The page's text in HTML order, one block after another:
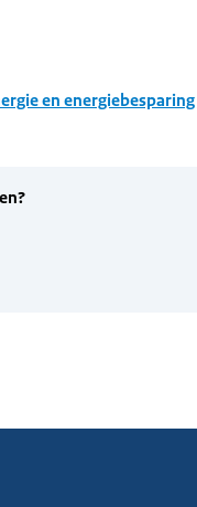
en energiebesparing